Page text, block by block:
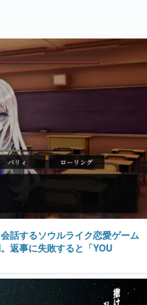
話するソウルライク恋愛ゲーム
返事に失敗すると「YOU